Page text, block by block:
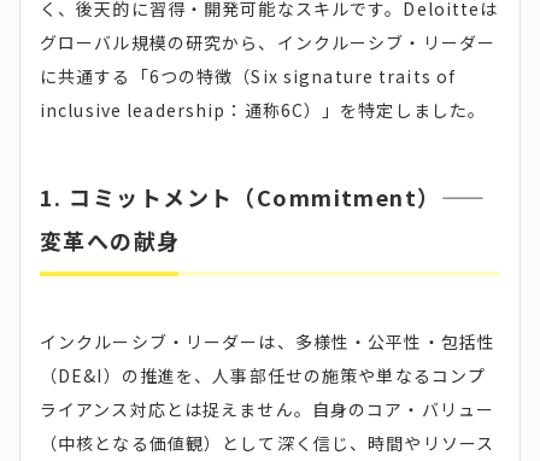
く、後天的に習得・開発可能なスキルです。Deloitteは
グローバル規模の研究から、インクルーシブ・リーダー
に共通する「6つの特徴（Six signature traits of
inclusive leadership：通称6C）」を特定しました。
1. コミットメント（Commitment）——
変革への献身
インクルーシブ・リーダーは、多様性・公平性・包括性
（DE&I）の推進を、人事部任せの施策や単なるコンプ
ライアンス対応とは捉えません。自身のコア・バリュー
（中核となる価値観）として深く信じ、時間やリソース